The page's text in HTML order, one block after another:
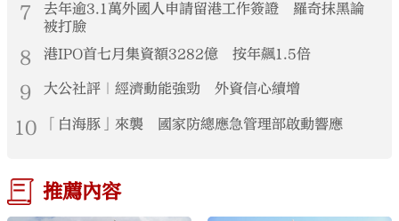
7
去年逾3.1萬外國人申請留港工作簽證 羅奇抹黑論
被打臉
8 港IPO首七月集資額3282億 按年飆1.5倍
9 大公社評｜經濟動能強勁 外資信心續增
10 「白海豚」來襲 國家防總應急管理部啟動響應
推薦內容